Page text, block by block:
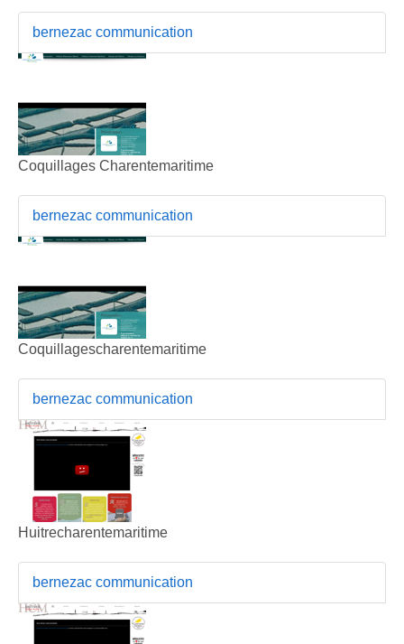
bernezac communication
Coquillages Charentemaritime
bernezac communication
Coquillagescharentemaritime
bernezac communication
Huitrecharentemaritime
bernezac communication